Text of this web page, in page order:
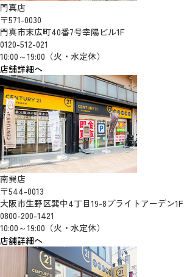
門真店
〒571-0030
門真市末広町40番7号幸陽ビル1F
0120-512-021
10:00～19:00（火・水定休）
店舗詳細へ
南巽店
〒544-0013
大阪市生野区巽中4丁目19-8ブライトアーデン1F
0800-200-1421
10:00～19:00（火・水定休）
店舗詳細へ